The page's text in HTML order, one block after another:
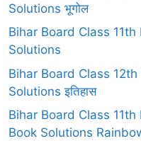
Solutions भूगोल
Bihar Board Class 11th
Solutions
Bihar Board Class
Solutions इतिहास
Bihar Board Class 11th
Book Solutions